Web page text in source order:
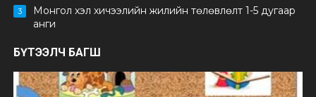
3
Монгол хэл хичээлийн жилийн төлөвлөлт 1-5 дугаар
анги
БҮТЭЭЛЧ БАГШ